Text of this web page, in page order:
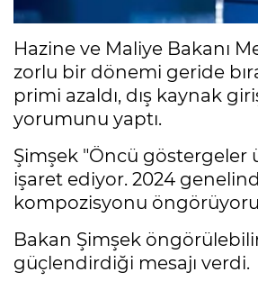
Hazine ve Maliye Bakanı
zorlu bir dönemi geride
primi azaldı, dış kaynak
yorumunu yaptı.
Şimşek "Öncü
işaret ediyor. 2024
kompozisyonu
Bakan Şimşek
güçlendirdiği mesajı verdi.